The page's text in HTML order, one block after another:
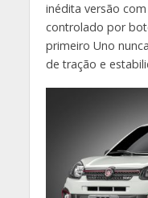
inédita versão
controlado por
primeiro Uno
de tração e